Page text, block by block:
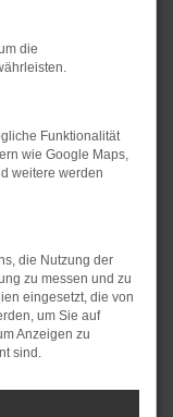
für
– Ihre erste
eine
zu
Qualität und
erstklassige
unsere
Flotte und warum
für Audi A1
die
Funktionalität
wie Google Maps,
weitere werden
die Nutzung der
zu messen und zu
eingesetzt, die von
um Sie auf
Anzeigen zu
sind.